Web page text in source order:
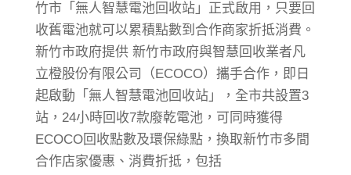
竹市「無人智慧電池回收站」正式啟用，只要回
收舊電池就可以累積點數到合作商家折抵消費。
新竹市政府提供 新竹市政府與智慧回收業者凡
立橙股份有限公司（ECOCO）攜手合作，即日
起啟動「無人智慧電池回收站」，全市共設置3
站，24小時回收7款廢乾電池，可同時獲得
ECOCO回收點數及環保綠點，換取新竹市多間
合作店家優惠、消費折抵，包括